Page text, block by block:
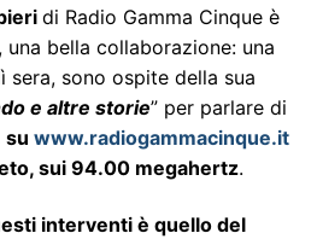
di Radio Gamma Cinque è
una bella collaborazione: una
sera, sono ospite della sua
e altre storie” per parlare di
su www.radiogammacinque.it
sui 94.00 megahertz.
interventi è quello del